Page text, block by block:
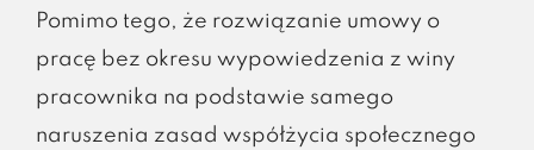
Pomimo tego, że rozwiązanie umowy o
pracę bez okresu wypowiedzenia z winy
pracownika na podstawie samego
naruszenia zasad współżycia społecznego